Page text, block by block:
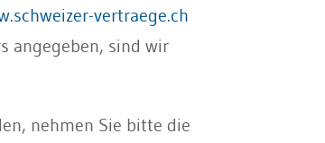
vertraege.ch
angegeben, sind wir
nehmen Sie bitte die